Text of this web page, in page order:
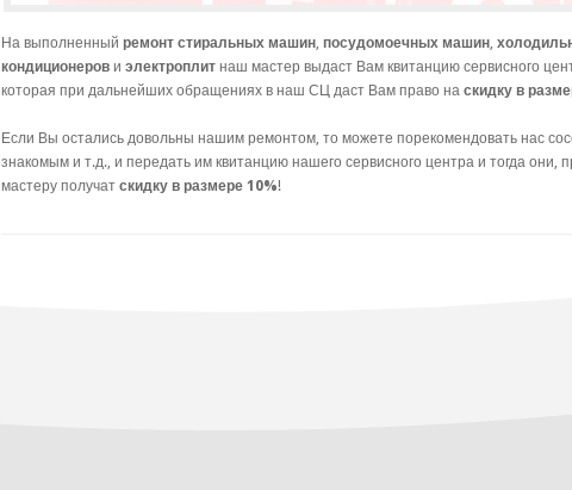
На выполненный ремонт стиральных машин, посудомоечных машин,
кондиционерови электроплитнаш мастер выдаст Вам квитанцию сервисного
которая при дальнейших обращениях в наш СЦ даст Вам право на скидку в
Если Вы остались довольны нашим ремонтом, то можете порекомендовать нас
знакомым и т.д., и передать им квитанцию нашего сервисного центра и тогда они,
мастеру получат скидку в размере 10%!